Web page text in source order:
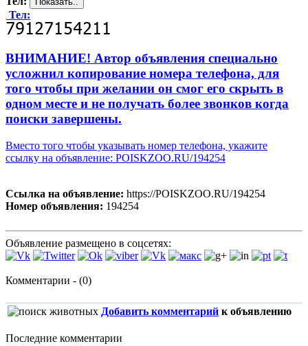
Тел:
ВНИМАНИЕ! Автор объявления специально
усложнил копирование номера телефона, для
того чтобы при желании он смог его скрыть в
одном месте и не получать более звонков когда
поиски завершены.
Вместо того чтобы указывать номер телефона, укажите
ссылку на объявление: POISKZOO.RU/194254
Ссылка на объявление: https://POISKZOO.RU/194254
Номер объявления: 194254
Объявление размещено в соцсетях:
Комментарии - (0)
Добавить комментарий к объявлению
Последние комментарии